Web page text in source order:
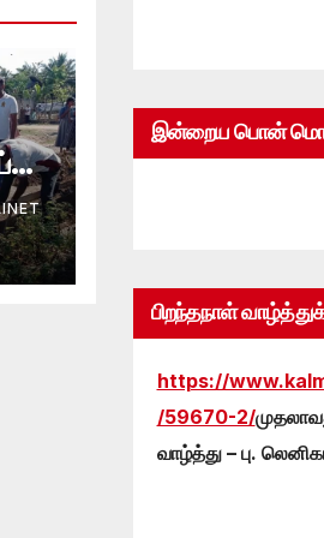
இன்றைய பொன்
பிறந்தநாள்
https://
/59670-2/
வாழ்த்து – பு.